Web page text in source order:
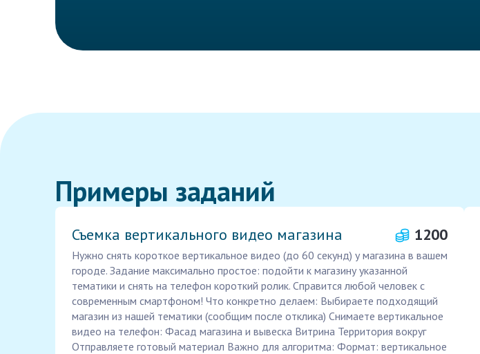
Примеры заданий
Съемка вертикального видео магазина 1200
Нужно снять короткое вертикальное видео (до 60 секунд) у магазина в вашем
городе. Задание максимально простое: подойти к магазину указанной
тематики и снять на телефон короткий ролик. Справится любой человек с
современным смартфоном! Что конкретно делаем: Выбираете подходящий
магазин из нашей тематики (сообщим после отклика) Снимаете вертикальное
видео на телефон: Фасад магазина и вывеска Витрина Территория вокруг
Отправляете готовый материал Важно для алгоритма: Формат: вертикальное